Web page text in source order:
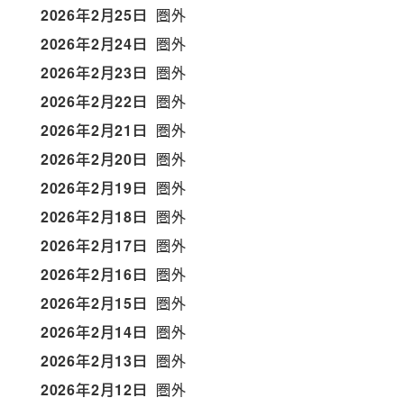
2026年2月25日 圏外
2026年2月24日 圏外
2026年2月23日 圏外
2026年2月22日 圏外
2026年2月21日 圏外
2026年2月20日 圏外
2026年2月19日 圏外
2026年2月18日 圏外
2026年2月17日 圏外
2026年2月16日 圏外
2026年2月15日 圏外
2026年2月14日 圏外
2026年2月13日 圏外
2026年2月12日 圏外